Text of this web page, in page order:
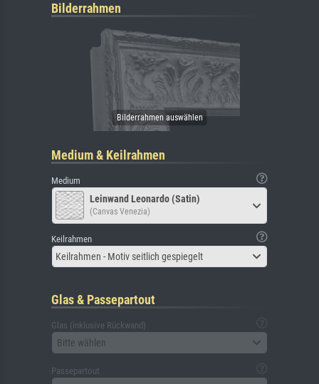
Bilderrahmen
Medium & Keilrahmen
Medium
Leinwand Leonardo (Satin)
(Canvas Venezia)
Keilrahmen
Keilrahmen - Motiv seitlich gespiegelt
Glas & Passepartout
Glas (inklusive Rückwand)
Bitte wählen
Passepartout